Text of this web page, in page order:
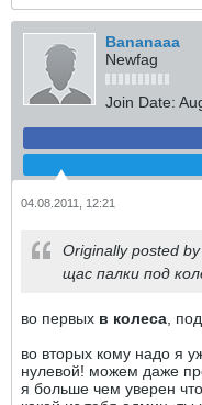
Bananaaa
Newfag
Join Date:
04.08.2011, 12:21
Originally posted by
щас палки под
во первых в колеса ,
во вторых кому надо я
нулевой! можем даже
я больше чем уверен